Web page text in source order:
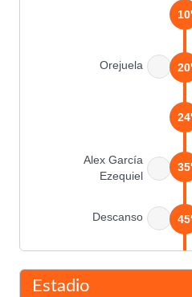
10'
Orejuela 20'
24'
Alex García
Ezequiel
35'
Descanso 45'
63'
Estadio